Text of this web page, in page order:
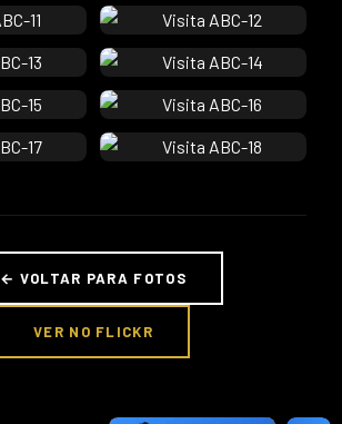
← VOLTAR PARA FOTOS
VER NO FLICKR